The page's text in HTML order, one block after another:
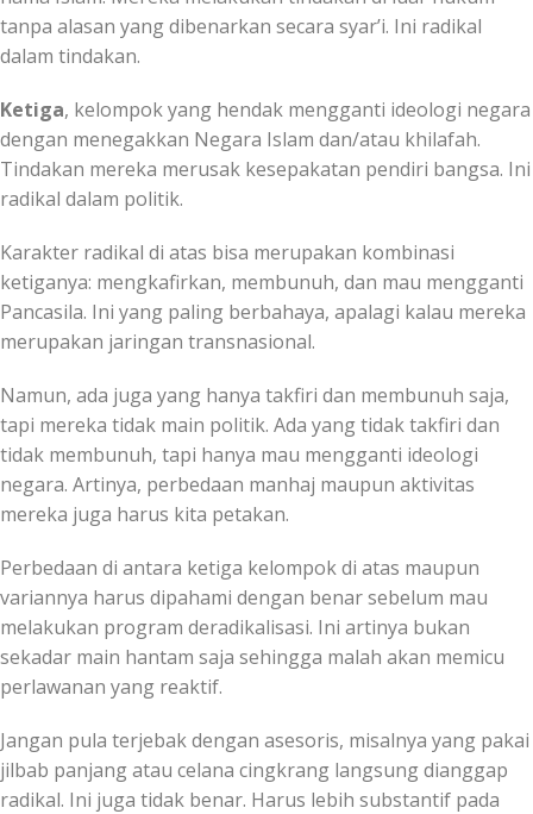
tanpa alasan yang dibenarkan secara syar’i. Ini radikal
dalam tindakan.
Ketiga, kelompok yang hendak mengganti ideologi negara
dengan menegakkan Negara Islam dan/atau khilafah.
Tindakan mereka merusak kesepakatan pendiri bangsa. Ini
radikal dalam politik.
Karakter radikal di atas bisa merupakan kombinasi
ketiganya: mengkafirkan, membunuh, dan mau mengganti
Pancasila. Ini yang paling berbahaya, apalagi kalau mereka
merupakan jaringan transnasional.
Namun, ada juga yang hanya takfiri dan membunuh saja,
tapi mereka tidak main politik. Ada yang tidak takfiri dan
tidak membunuh, tapi hanya mau mengganti ideologi
negara. Artinya, perbedaan manhaj maupun aktivitas
mereka juga harus kita petakan.
Perbedaan di antara ketiga kelompok di atas maupun
variannya harus dipahami dengan benar sebelum mau
melakukan program deradikalisasi. Ini artinya bukan
sekadar main hantam saja sehingga malah akan memicu
perlawanan yang reaktif.
Jangan pula terjebak dengan asesoris, misalnya yang pakai
jilbab panjang atau celana cingkrang langsung dianggap
radikal. Ini juga tidak benar. Harus lebih substantif pada